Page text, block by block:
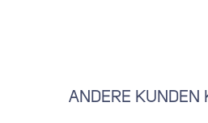
ANDERE KUNDEN